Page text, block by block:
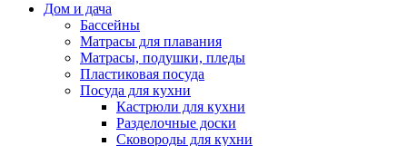
Дом и дача
Бассейны
Матрасы для плавания
Матрасы, подушки, пледы
Пластиковая посуда
Посуда для кухни
Кастрюли для кухни
Разделочные доски
Сковороды для кухни